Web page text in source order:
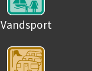
Vandsport